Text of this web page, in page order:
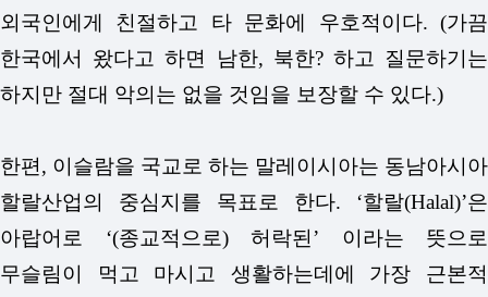
외국인에게 친절하고 타 문화에 우호적이다. (가끔
한국에서 왔다고 하면 남한, 북한? 하고 질문하기는
하지만 절대 악의는 없을 것임을 보장할 수 있다.)
한편, 이슬람을 국교로 하는 말레이시아는 동남아시아
할랄산업의 중심지를 목표로 한다. ‘할랄(Halal)’은
아랍어로 ‘(종교적으로) 허락된’ 이라는 뜻으로
무슬림이 먹고 마시고 생활하는데에 가장 근본적